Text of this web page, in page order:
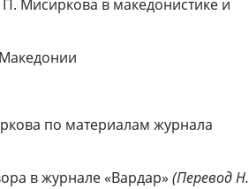
Мисиркова в македонистике и
по материалам журнала
в журнале «Вардар» (Перевод Н.